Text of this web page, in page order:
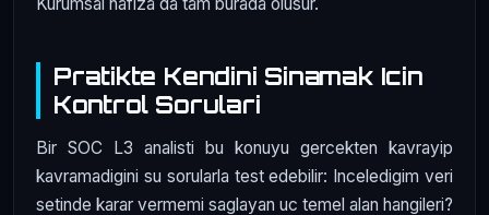
Pratikte Kendini Sinamak Icin
Kontrol Sorulari
Bir SOC L3 analisti bu konuyu gercekten kavrayip
kavramadigini su sorularla test edebilir: Inceledigim veri
setinde karar vermemi saglayan uc temel alan hangileri?